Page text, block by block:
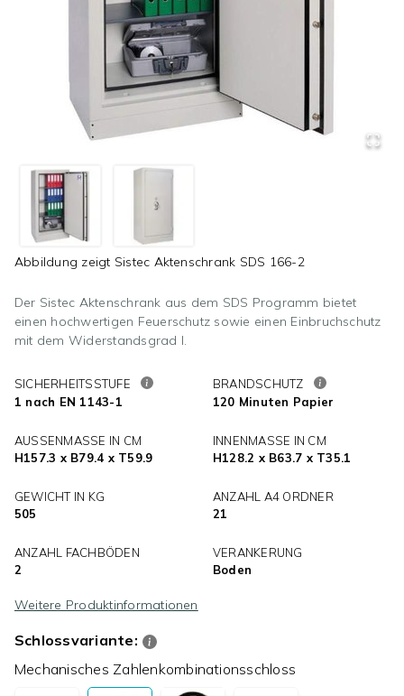
Abbildung zeigt Sistec Aktenschrank SDS 166-2
Der Sistec Aktenschrank aus dem SDS Programm bietet
einen hochwertigen Feuerschutz sowie einen Einbruchschutz
mit dem Widerstandsgrad I.
SICHERHEITSSTUFE
1 nach EN 1143-1
BRANDSCHUTZ
120 Minuten Papier
AUSSENMASSE IN CM
H157.3 x B79.4 x T59.9
INNENMASSE IN CM
H128.2 x B63.7 x T35.1
GEWICHT IN KG
505
ANZAHL A4 ORDNER
21
ANZAHL FACHBÖDEN
2
VERANKERUNG
Boden
Weitere Produktinformationen
Schlossvariante:
Mechanisches Zahlenkombinationsschloss